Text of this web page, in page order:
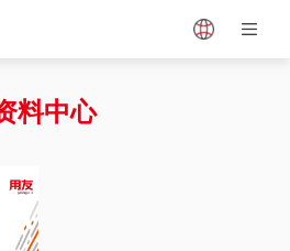
Vietnam
料中心